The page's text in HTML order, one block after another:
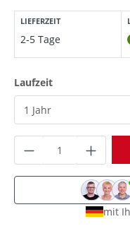
LIEFERZEIT
2-5 Tage
Laufzeitauswählen
Produkt
mit